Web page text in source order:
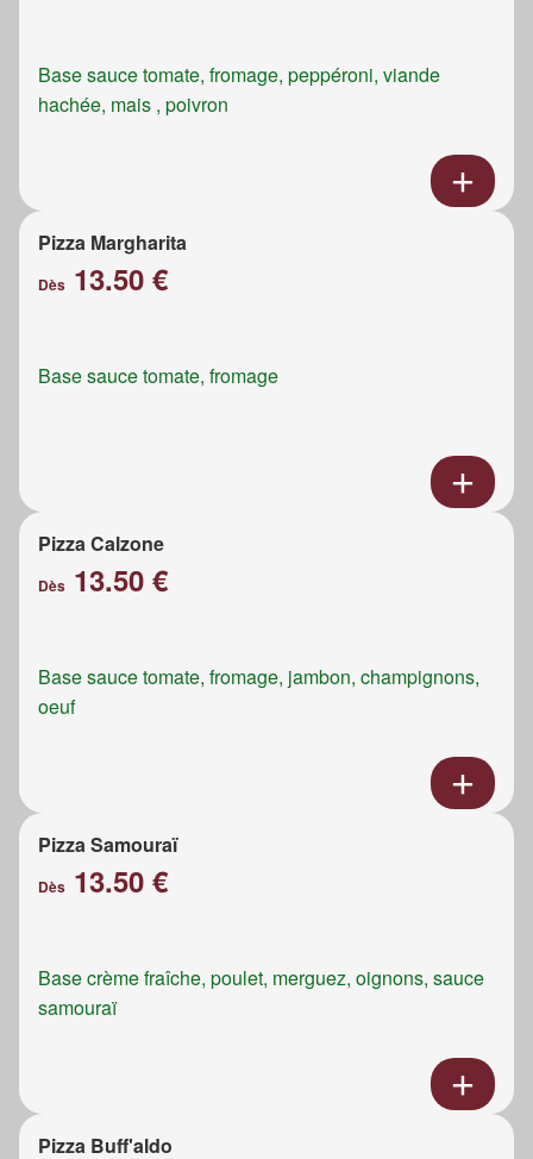
Base sauce tomate, fromage, peppéroni, viande
hachée, mais , poivron
Pizza Margharita
Dès 13.50 €
Base sauce tomate, fromage
Pizza Calzone
Dès 13.50 €
Base sauce tomate, fromage, jambon, champignons,
oeuf
Pizza Samouraï
Dès 13.50 €
Base crème fraîche, poulet, merguez, oignons, sauce
samouraï
Pizza Buff'aldo